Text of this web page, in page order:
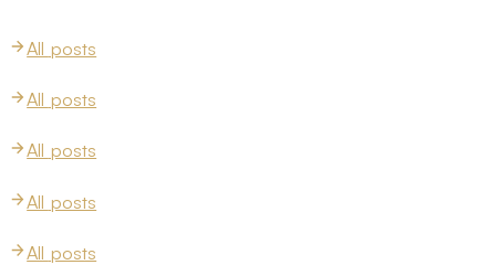
All posts
All posts
All posts
All posts
All posts